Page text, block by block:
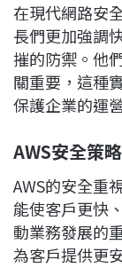
在現代網路安
長們更加強調
摧的防禦。他
關重要，這種
保護企業的運
AWS安全策
AWS的安全重
能使客戶更快
動業務發展的
為客戶提供更